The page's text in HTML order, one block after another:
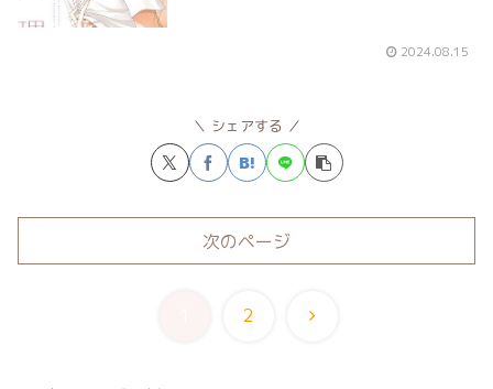
2024.08.15
シェアする
次のページ
2
次